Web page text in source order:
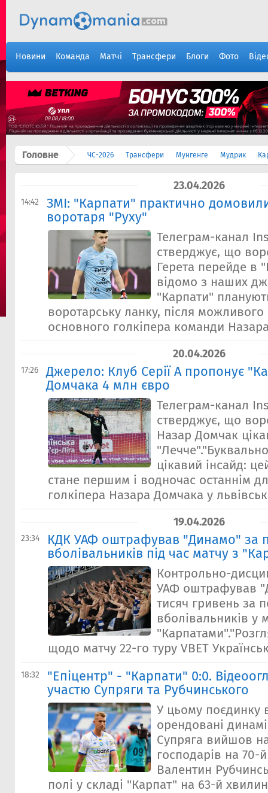
Новини Команда Матчі Трансфери Блоги Фото
Головне ЧС-2026 Трансфери Мунгенге Мудрик
23.04.2026
14:42
ЗМІ: "Карпати" практично
воротаря "Руху"
Телеграм-канал
стверджує, що
Герета перейде в
відомо з наших
"Карпати"
воротарську ланку, після
основного голкіпера команди
20.04.2026
17:26
Джерело: Клуб Серії А пропонує
Домчака 4 млн євро
Телеграм-канал
стверджує, що
Назар Домчак
цікавий інсайд:
стане першим і водночас останнім
голкіпера Назара Домчака у
19.04.2026
23:34
КДК УАФ оштрафував "Динамо" за
вболівальників під час матчу з
Контрольно-
УАФ оштрафував
тисяч гривень за
вболівальників у
щодо матчу 22-го туру VBET
18:32
"Епіцентр" - "Карпати" 0:0.
участю Супряги та Рубчинського
У цьому поєдинку
орендовані
Супряга вийшов
господарів на 70-
Валентин
полі у складі "Карпат" на 63-й